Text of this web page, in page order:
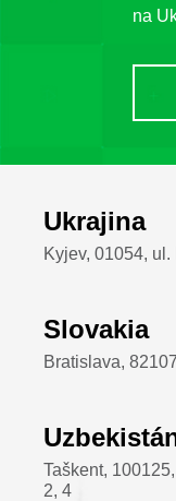
na
Ukrajina
Kyjev, 01054,
Slovakia
Bratislava,
Taškent,
2, 4